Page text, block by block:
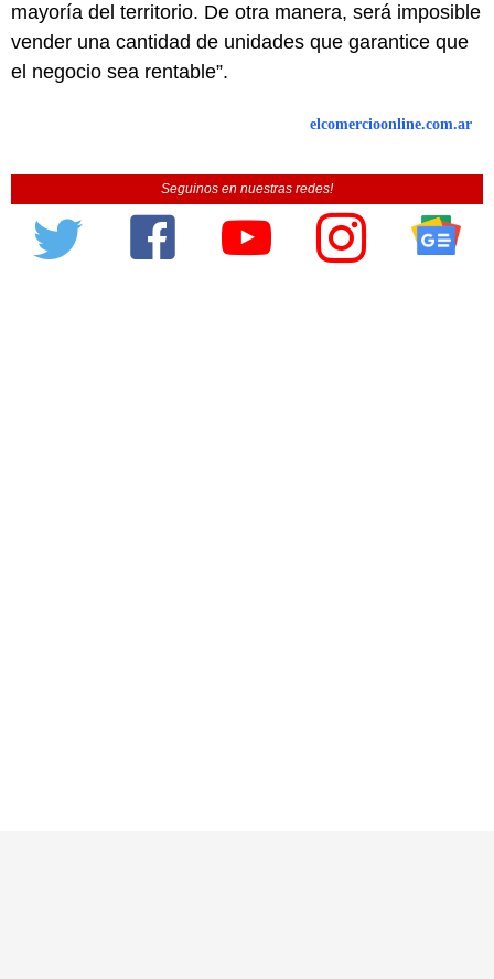
mayoría del territorio. De otra manera, será imposible
vender una cantidad de unidades que garantice que
el negocio sea rentable”.
elcomercioonline.com.ar
Seguinos en nuestras redes!